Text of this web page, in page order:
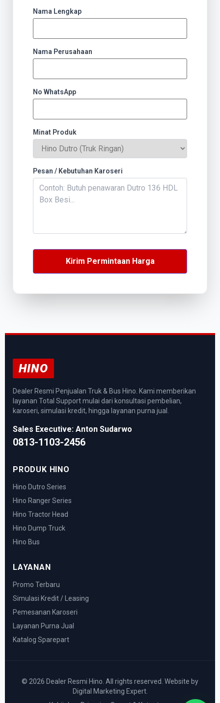
Nama Lengkap
Nama Perusahaan
No WhatsApp
Minat Produk
Pesan / Kebutuhan Karoseri
Kirim Permintaan Harga
HINO
Dealer Resmi Penjualan Truk & Bus Hino. Kami memberikan
layanan Total Support mulai dari konsultasi pembelian,
karoseri, simulasi kredit, hingga layanan purna jual.
Sales Executive: Anton Sudarwo
0813-1103-2456
PRODUK HINO
Hino Dutro Series
Hino Ranger Series
Hino Tractor Head
Hino Dump Truck
Hino Bus
LAYANAN
Promo Terbaru
Simulasi Kredit / Leasing
Pemesanan Karoseri
Layanan Purna Jual
Katalog Sparepart
© 2026 Dealer Resmi Hino. All rights reserved. Website by
Digital Marketing Expert.